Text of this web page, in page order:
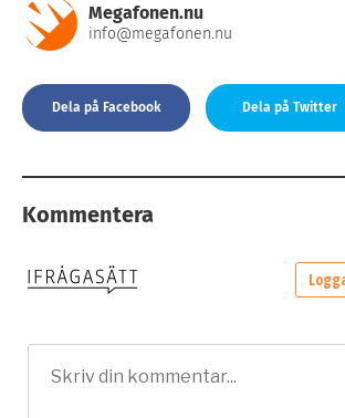
Megafonen.nu
info@megafonen.nu
Dela på Facebook Dela på Twitter
Kommentera